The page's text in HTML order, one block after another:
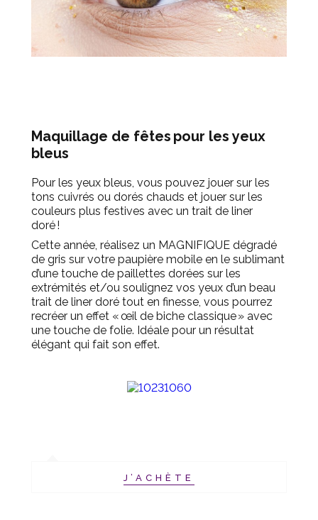
Maquillage de fêtes pour les yeux
bleus
Pour les yeux bleus, vous pouvez jouer sur les
tons cuivrés ou dorés chauds et jouer sur les
couleurs plus festives avec un trait de liner
doré !
Cette année, réalisez un MAGNIFIQUE dégradé
de gris sur votre paupière mobile en le sublimant
d’une touche de paillettes dorées sur les
extrémités et/ou soulignez vos yeux d’un beau
trait de liner doré tout en finesse, vous pourrez
recréer un effet « œil de biche classique » avec
une touche de folie. Idéale pour un résultat
élégant qui fait son effet.
J’ACHÈTE